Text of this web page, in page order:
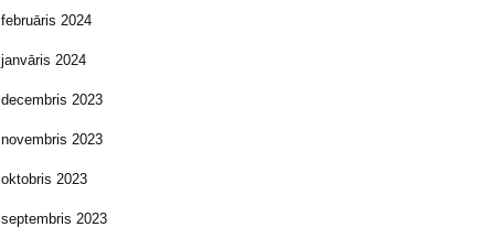
februāris 2024
janvāris 2024
decembris 2023
novembris 2023
oktobris 2023
septembris 2023